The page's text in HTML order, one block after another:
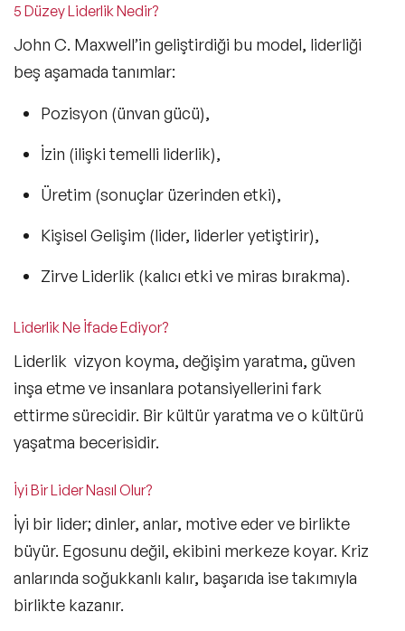
5 Düzey Liderlik Nedir?
John C. Maxwell’in geliştirdiği bu model, liderliği
beş aşamada tanımlar:
Pozisyon (ünvan gücü),
İzin (ilişki temelli liderlik),
Üretim (sonuçlar üzerinden etki),
Kişisel Gelişim (lider, liderler yetiştirir),
Zirve Liderlik (kalıcı etki ve miras bırakma).
Liderlik Ne İfade Ediyor?
Liderlik vizyon koyma, değişim yaratma, güven
inşa etmeve insanlara potansiyellerini fark
ettirme sürecidir. Bir kültür yaratma ve o kültürü
yaşatma becerisidir.
İyi Bir Lider Nasıl Olur?
İyi bir lider; dinler, anlar, motive eder ve birlikte
büyür. Egosunu değil, ekibini merkeze koyar. Kriz
anlarında soğukkanlı kalır, başarıda ise takımıyla
birlikte kazanır.